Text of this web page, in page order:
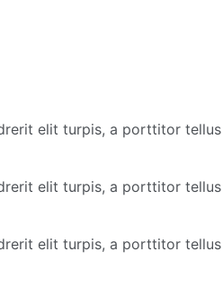
elit turpis, a porttitor
elit turpis, a porttitor
elit turpis, a porttitor